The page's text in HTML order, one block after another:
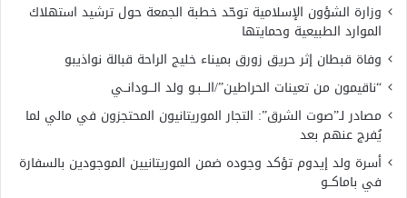
وزارة الشؤون الإسلامية توحّد خطبة الجمعة حول ترشيد استهلاك
الموارد الطبيعية وحمايتها
وفاة قبطان إثر حريق زورق بميناء خليج الراحة قبالة نواذيبو
“ناقيمون من تعينات الحراطين”/الـــبـو ولد الـــودانــي
مصادر لـ”صوت الشرق”: التجار الموريتانيون المحتجزون في مالي لما
يُفرج عنهم بعد
أسرة ولد إيدوم تؤكد وجوده ضمن الموريتانيين الموجودين بالسفارة
في باماكــو